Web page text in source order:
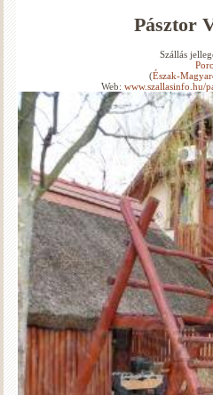
Pásztor
Szállás
(Észak-
Web: www.szallasinfo.hu/